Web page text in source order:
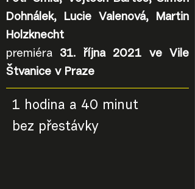
Dohnálek, Lucie Valenová, Martin
Holzknecht
premiéra 31. října 2021 ve Vile
Štvanice v Praze
1 hodina a 40 minut
bez přestávky